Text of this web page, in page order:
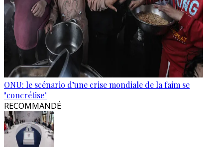
ONU: le scénario d’une crise mondiale de la faim se
"concrétise"
RECOMMANDÉ